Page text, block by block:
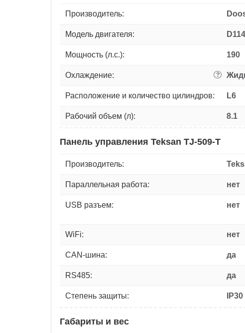
Производитель:
Модель двигателя:
Мощность (л.с.): 190
Охлаждение: ?
Расположение и количество цилиндров: L6
Рабочий объем (л): 8.1
Панель управления Teksan TJ-509-T
Производитель:
Параллельная работа: нет
USB разъем: нет
WiFi: нет
CAN-шина: да
RS485: да
Степень защиты: IP30
Габариты и вес